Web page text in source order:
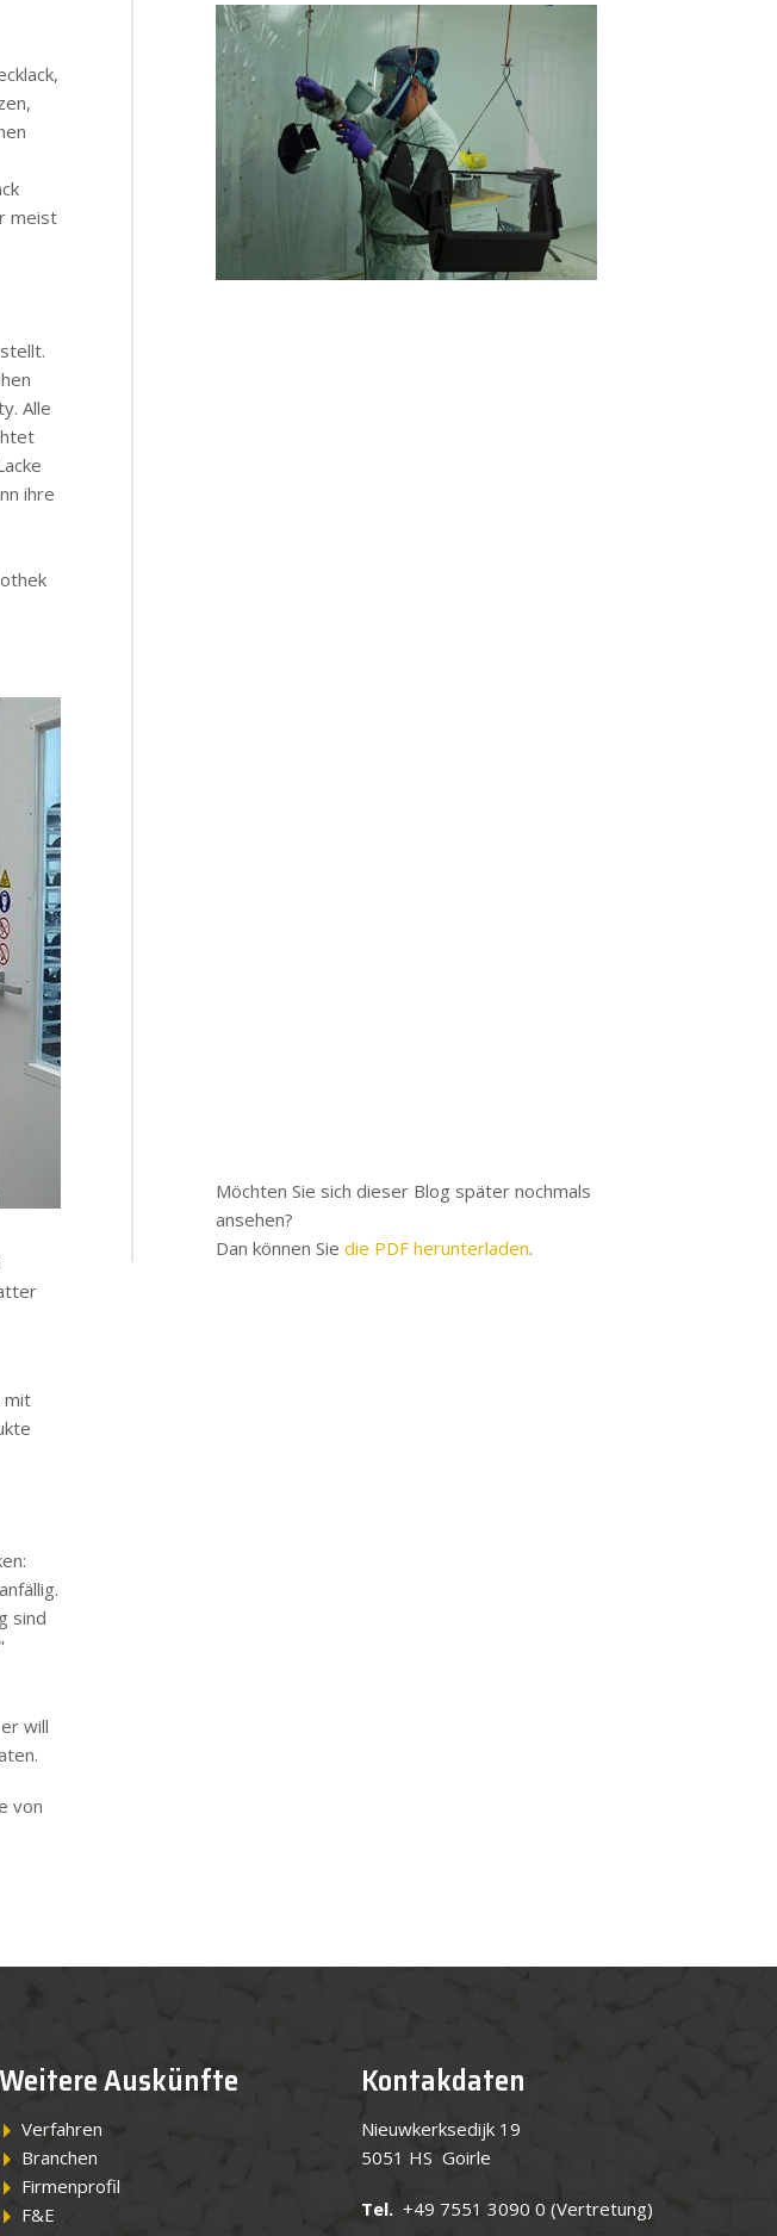
meist
Alle
ihre
mit
sind
will
von
Möchten Sie sich dieser Blog später nochmals
ansehen?
Dan können Sie die PDF herunterladen.
Weitere Auskünfte
Verfahren
Branchen
Firmenprofil
F&E
Kontakdaten
Nieuwkerksedijk 19
5051 HS Goirle
Tel.+49 7551 3090 0 (Vertretung)